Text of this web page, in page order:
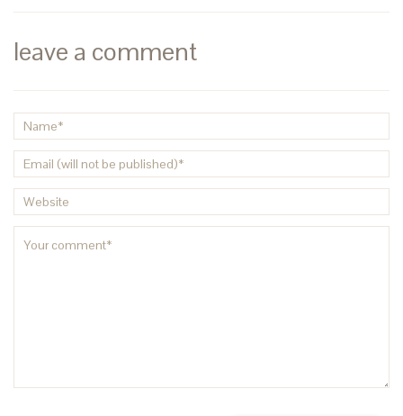
leave a comment